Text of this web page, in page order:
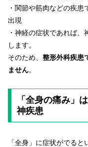
・関節や筋肉などの疾
出現
・神経の症状であれば
します。
そのため、 整形外科疾患
ません。
「全身の痛み」
神疾患
「全身」に症状がでる